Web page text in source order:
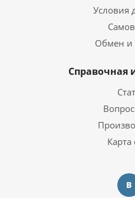
Условия
Обмен и
Справочная
Карта